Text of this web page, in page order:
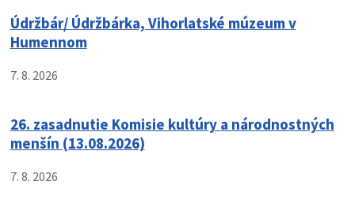
Údržbár/ Údržbárka, Vihorlatské múzeum v
Humennom
7. 8. 2026
26. zasadnutie Komisie kultúry a národnostných
menšín (13.08.2026)
7. 8. 2026